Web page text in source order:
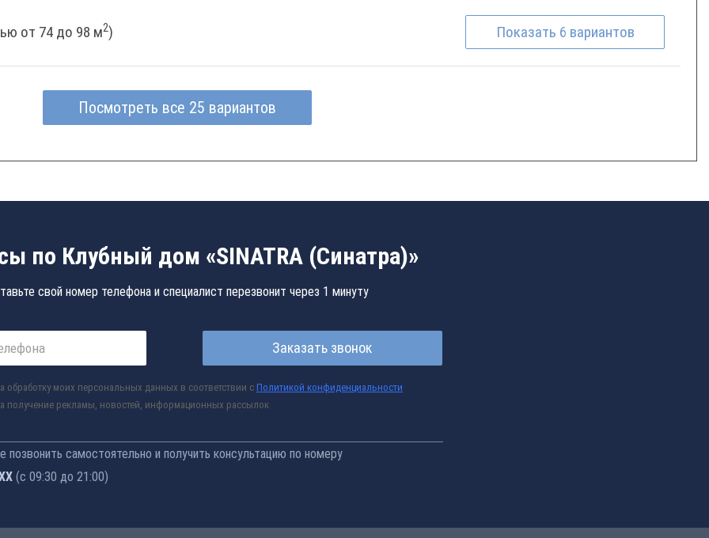
от 74 до 98 м2) Показать 6 вариантов
Посмотреть все 25 вариантов
по Клубный дом «SINATRA (Синатра)»
свой номер телефона и специалист перезвонит через 1 минуту
Заказать звонок
обработку моих персональных данных в соответствии с Политикой конфиденциальности
получение рекламы, новостей, информационных рассылок
самостоятельно и получить консультацию по номеру
(с 09:30 до 21:00)